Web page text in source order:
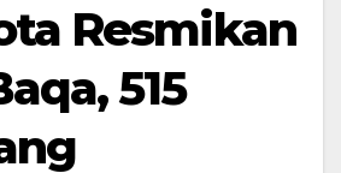
Resmikan
515